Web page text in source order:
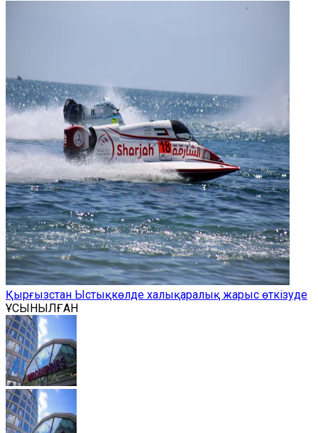
Қырғызстан Ыстықкөлде халықаралық жарыс өткізуде
ҰСЫНЫЛҒАН